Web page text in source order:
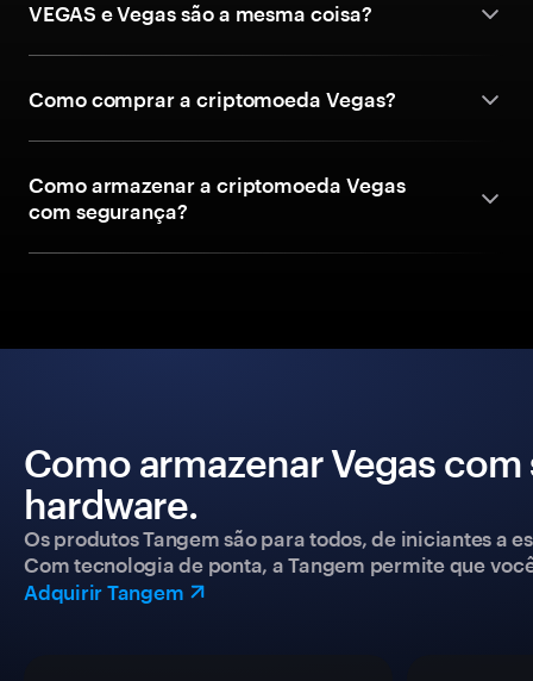
VEGAS e Vegas são a mesma coisa?
Como comprar a criptomoeda Vegas?
Como armazenar a criptomoeda Vegas
com segurança?
Como armazenar Vegas
hardware.
Os produtos Tangem são para todos, de iniciantes a
Com tecnologia de ponta, a Tangem permite que
Adquirir Tangem